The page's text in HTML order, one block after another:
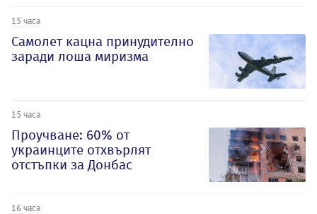
15 часа
Самолет кацна принудително
заради лоша миризма
15 часа
Проучване: 60% от
украинците отхвърлят
отстъпки за Донбас
16 часа